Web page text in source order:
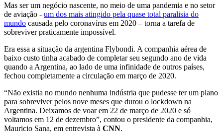
Mas ser um negócio nascente, no meio de uma pandemia e no setor
de aviação - um dos mais atingido pela quase total paralisia do
mundo causada pelo coronavírus em 2020 – torna a tarefa de
sobreviver praticamente impossível.
Era essa a situação da argentina Flybondi. A companhia aérea de
baixo custo tinha acabado de completar seu segundo ano de vida
quando a Argentina, ao lado de uma infinidade de outros países,
fechou completamente a circulação em março de 2020.
“Não existia no mundo nenhuma indústria que pudesse ter um plano
para sobreviver pelos nove meses que durou o lockdown na
Argentina. Deixamos de voar em 22 de março de 2020 e só
voltamos em 12 de dezembro”, contou o presidente da companhia,
Mauricio Sana, em entrevista à CNN.